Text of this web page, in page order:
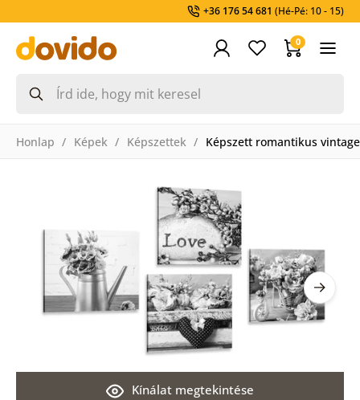
+36 176 54 681 (Hé-Pé: 10 - 15)
0
Honlap Képek Képszettek Képszett romantikus
Kínálat megtekintése